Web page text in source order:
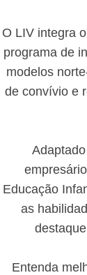
O LIV integra
programa de
modelos
de convívio e
Educação
as
Entenda